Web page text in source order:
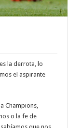
la derrota, lo
el aspirante
Champions,
o la fe de